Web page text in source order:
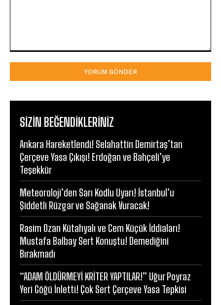
SIZIN BEĞENDIKLERINIZ
Ankara Hareketlendi! Selahattin Demirtaş’tan
Çerçeve Yasa Çıkışı! Erdoğan ve Bahçeli’ye
Teşekkür
Meteoroloji’den Sarı Kodlu Uyarı! İstanbul’u
Şiddetli Rüzgar ve Sağanak Vuracak!
Rasim Ozan Kütahyalı ve Cem Küçük İddiaları!
Mustafa Balbay Sert Konuştu! Demediğini
Bırakmadı
“ADAM ÖLDÜRMEYİ KRİTER YAPTILAR!” Uğur Poyraz
Yeri Göğü İnletti! Çok Sert Çerçeve Yasa Tepkisi